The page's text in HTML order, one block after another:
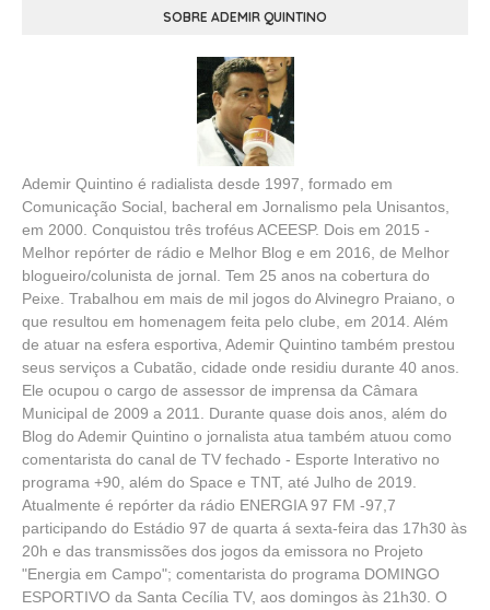
SOBRE ADEMIR QUINTINO
Ademir Quintino é radialista desde 1997, formado em
Comunicação Social, bacheral em Jornalismo pela Unisantos,
em 2000. Conquistou três troféus ACEESP. Dois em 2015 -
Melhor repórter de rádio e Melhor Blog e em 2016, de Melhor
blogueiro/colunista de jornal. Tem 25 anos na cobertura do
Peixe. Trabalhou em mais de mil jogos do Alvinegro Praiano, o
que resultou em homenagem feita pelo clube, em 2014. Além
de atuar na esfera esportiva, Ademir Quintino também prestou
seus serviços a Cubatão, cidade onde residiu durante 40 anos.
Ele ocupou o cargo de assessor de imprensa da Câmara
Municipal de 2009 a 2011. Durante quase dois anos, além do
Blog do Ademir Quintino o jornalista atua também atuou como
comentarista do canal de TV fechado - Esporte Interativo no
programa +90, além do Space e TNT, até Julho de 2019.
Atualmente é repórter da rádio ENERGIA 97 FM -97,7
participando do Estádio 97 de quarta á sexta-feira das 17h30 às
20h e das transmissões dos jogos da emissora no Projeto
"Energia em Campo"; comentarista do programa DOMINGO
ESPORTIVO da Santa Cecília TV, aos domingos às 21h30. O